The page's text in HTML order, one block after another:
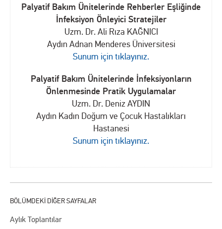
Aylık Toplantılar
Palyatif Bakım Ünitelerinde Rehberler Eşliğinde
İnfeksiyon Önleyici Stratejiler
Uzm. Dr. Ali Rıza KAĞNICI
Aydın Adnan Menderes Üniversitesi
Sunum için tıklayınız.
Palyatif Bakım Ünitelerinde İnfeksiyonların
Önlenmesinde Pratik Uygulamalar
Uzm. Dr. Deniz AYDIN
Aydın Kadın Doğum ve Çocuk Hastalıkları
Hastanesi
Sunum için tıklayınız.